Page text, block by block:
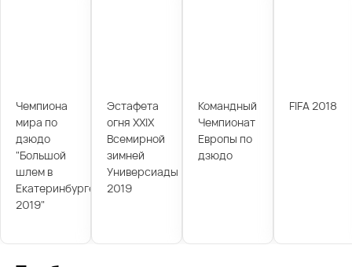
Чемпиона
мира по
дзюдо
"Большой
шлем в
Екатеринбурге
2019"
Эстафета
огня XXIX
Всемирной
зимней
Универсиады
2019
Командный
Чемпионат
Европы по
дзюдо
FIFA 2018